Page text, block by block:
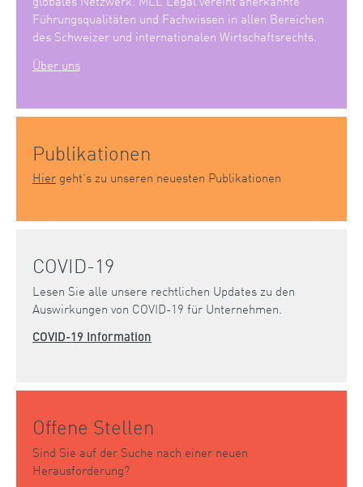
Führungsqualitäten und Fachwissen in allen Bereichen
des Schweizer und internationalen Wirtschaftsrechts.
Über uns
Publikationen
Hier geht’s zu unseren neuesten Publikationen
COVID-19
Lesen Sie alle unsere rechtlichen Updates zu den
Auswirkungen von COVID-19 für Unternehmen.
COVID-19 Information
Offene Stellen
Sind Sie auf der Suche nach einer neuen
Herausforderung?